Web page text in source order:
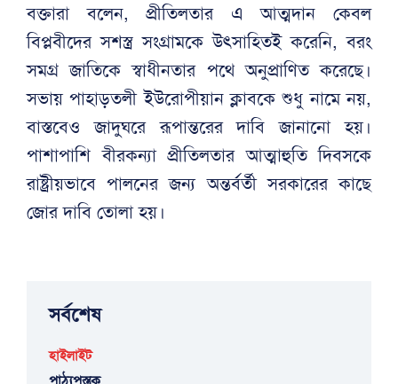
বক্তারা বলেন, প্রীতিলতার এ আত্মদান কেবল
বিপ্লবীদের সশস্ত্র সংগ্রামকে উৎসাহিতই করেনি, বরং
সমগ্র জাতিকে স্বাধীনতার পথে অনুপ্রাণিত করেছে।
সভায় পাহাড়তলী ইউরোপীয়ান ক্লাবকে শুধু নামে নয়,
বাস্তবেও জাদুঘরে রূপান্তরের দাবি জানানো হয়।
পাশাপাশি বীরকন্যা প্রীতিলতার আত্মাহুতি দিবসকে
রাষ্ট্রীয়ভাবে পালনের জন্য অন্তর্বর্তী সরকারের কাছে
জোর দাবি তোলা হয়।
সর্বশেষ
হাইলাইট